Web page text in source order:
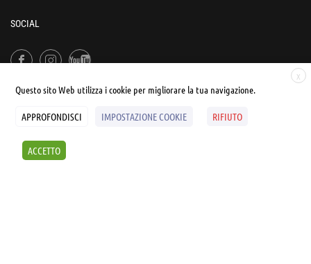
SOCIAL
Sintesi e liberatorie
X
Questo sito Web utilizza i cookie per migliorare la tua navigazione.
APPROFONDISCI IMPOSTAZIONE COOKIE RIFIUTO
ACCETTO